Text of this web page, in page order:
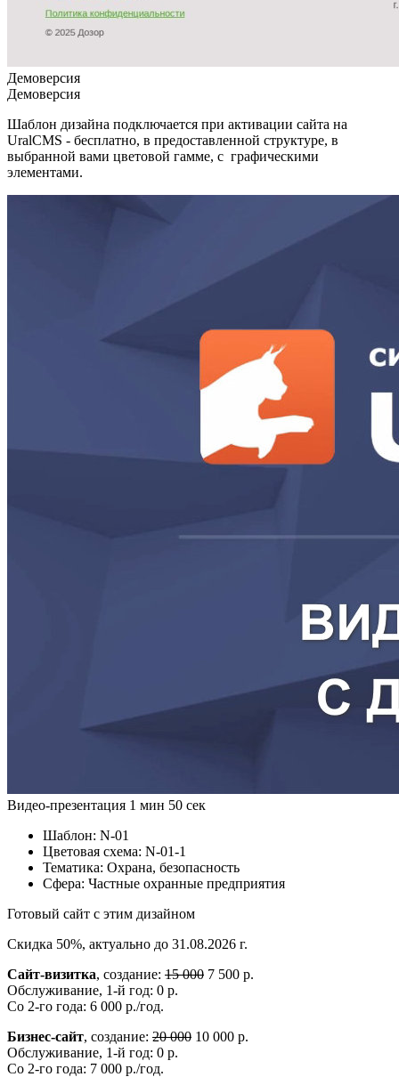
Демоверсия
Демоверсия
Шаблон дизайна подключается при активации сайта на
UralCMS - бесплатно, в предоставленной структуре, в
выбранной вами цветовой гамме, с графическими
элементами.
Видео-презентация 1 мин 50 сек
Шаблон: N-01
Цветовая схема: N-01-1
Тематика: Охрана, безопасность
Сфера: Частные охранные предприятия
Готовый сайт с этим дизайном
Скидка 50%, актуально до 31.08.2026 г.
Сайт-визитка, создание: 15 000 7 500 р.
Обслуживание, 1-й год: 0 р.
Со 2-го года: 6 000 р./год.
Бизнес-сайт, создание: 20 000 10 000 р.
Обслуживание, 1-й год: 0 р.
Со 2-го года: 7 000 р./год.